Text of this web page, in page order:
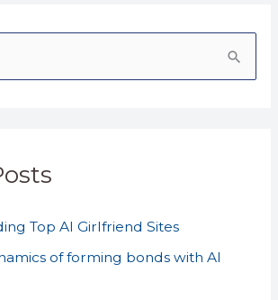
Top AI Girlfriend Sites
of forming bonds with AI